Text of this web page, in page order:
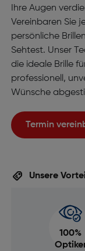
Ihre Augen
Vereinbaren Sie
persönliche
Sehtest. Unser
die ideale Brille
professionell,
Wünsche
Termin
Unsere
100%